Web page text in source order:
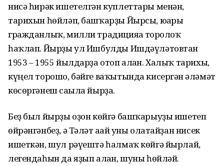
нисә һирәк ишетелгән куплеттары менән,
тарихын һөйләп, башҡарҙы Йырсы, юғары
гражданлыҡ, милли традицияға тоғролоҡ
һаҡлап. Йырҙы ул Ишбулды Ишдәүләтовтан
1953 – 1955 йылдарҙа отоп алған. Халыҡ тарихы,
күңел торошо, бәйге ваҡытында кисергән ғәләмәт
көсөргәнеш сағыла йырҙа.
Беҙ был йырҙы оҙон көйгә башҡарыуҙы ишетеп
өйрәнгәнбеҙ, ә Тәлғәт ағай уны олатайҙан нисек
ишеткән, шул рәүештә һалмаҡ көйгә йырлай,
легендаһын да яҙып алған, шуны һөйләй.